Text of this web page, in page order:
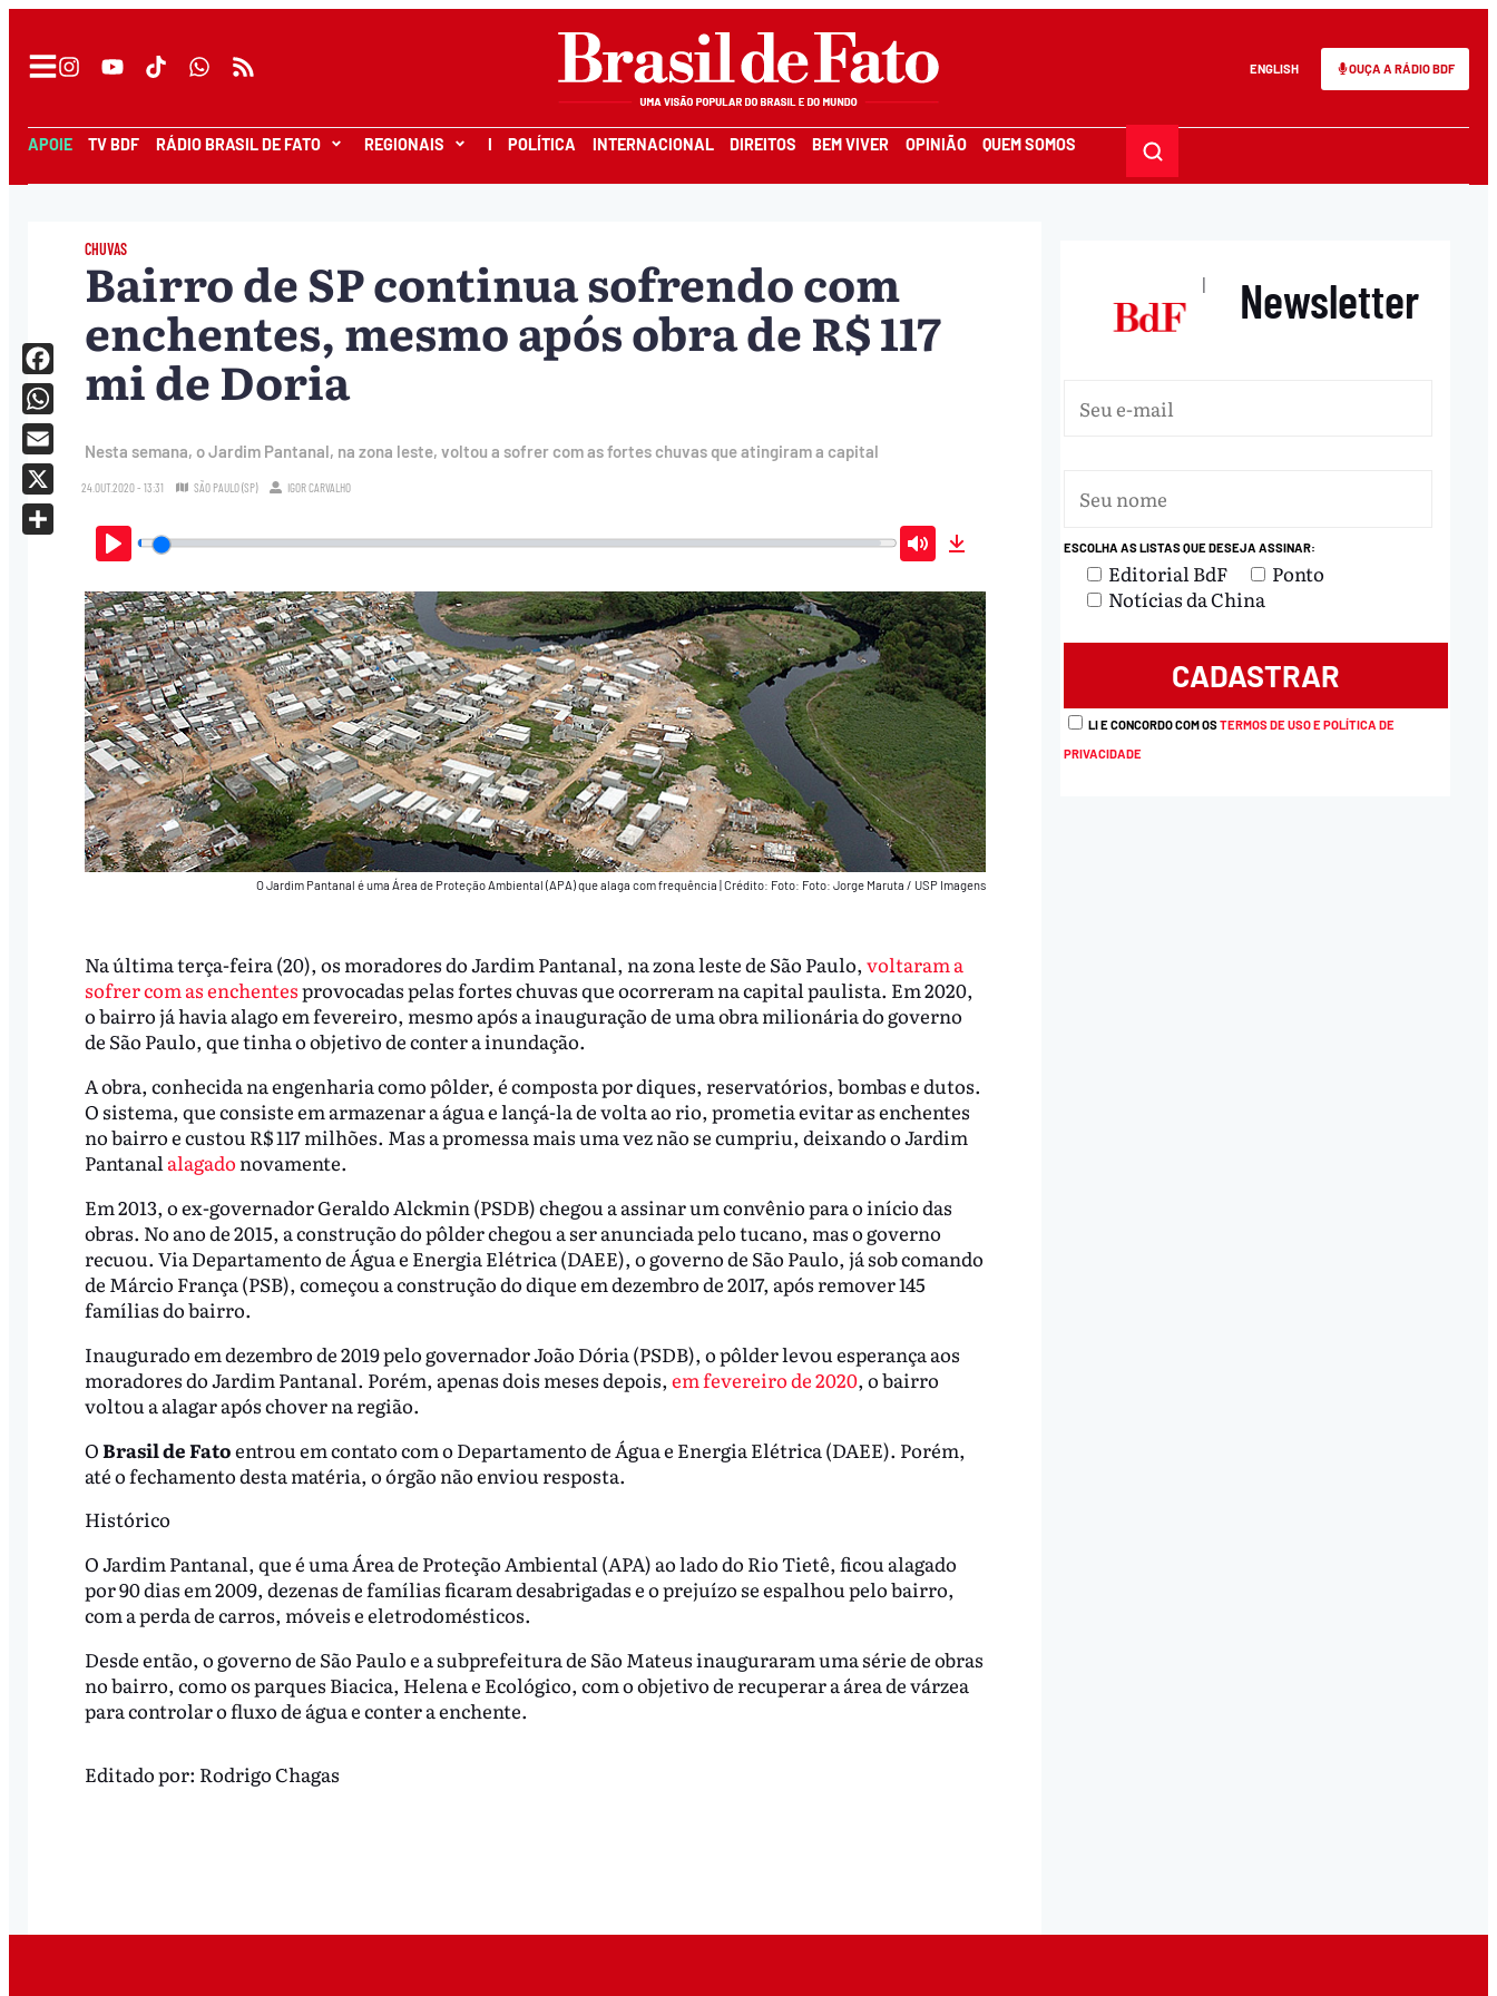
ENGLISH OUÇA A RÁDIO BDF
APOIE TV BDF RÁDIO BRASIL DE FATO REGIONAIS I POLÍTICA INTERNACIONAL DIREITOS BEM VIVER OPINIÃO QUEM SOMOS
CHUVAS
Bairro de SP continua sofrendo com
enchentes, mesmo após obra de R$ 117
mi de Doria
Nesta semana, o Jardim Pantanal, na zona leste, voltou a sofrer com as fortes chuvas que atingiram a capital
24.OUT.2020 - 13:31 SÃO PAULO (SP) IGOR CARVALHO
Play Mute
O Jardim Pantanal é uma Área de Proteção Ambiental (APA) que alaga com frequência Crédito: Foto: Foto: Jorge Maruta / USP Imagens
Na última terça-feira (20), os moradores do Jardim Pantanal, na zona leste de São Paulo, voltaram a
sofrer com as enchentesprovocadas pelas fortes chuvas que ocorreram na capital paulista. Em 2020,
o bairro já havia alago em fevereiro, mesmo após a inauguração de uma obra milionária do governo
de São Paulo, que tinha o objetivo de conter a inundação.
A obra, conhecida na engenharia como pôlder, é composta por diques, reservatórios, bombas e dutos.
O sistema, que consiste em armazenar a água e lançá-la de volta ao rio, prometia evitar as enchentes
no bairro e custou R$ 117 milhões. Mas a promessa mais uma vez não se cumpriu, deixando o Jardim
Pantanal alagado novamente.
Em 2013, o ex-governador Geraldo Alckmin (PSDB) chegou a assinar um convênio para o início das
obras. No ano de 2015, a construção do pôlder chegou a ser anunciada pelo tucano, mas o governo
recuou. Via Departamento de Água e Energia Elétrica (DAEE), o governo de São Paulo, já sob comando
de Márcio França (PSB), começou a construção do dique em dezembro de 2017, após remover 145
famílias do bairro.
Inaugurado em dezembro de 2019 pelo governador João Dória (PSDB), o pôlder levou esperança aos
moradores do Jardim Pantanal. Porém, apenas dois meses depois, em fevereiro de 2020, o bairro
voltou a alagar após chover na região.
OBrasil de Fatoentrou em contato com o Departamento de Água e Energia Elétrica (DAEE). Porém,
até o fechamento desta matéria, o órgão não enviou resposta.
Histórico
O Jardim Pantanal, que é uma Área de Proteção Ambiental (APA) ao lado do Rio Tietê, ficou alagado
por 90 dias em 2009, dezenas de famílias ficaram desabrigadas e o prejuízo se espalhou pelo bairro,
com a perda de carros, móveis e eletrodomésticos.
Desde então, o governo de São Paulo e a subprefeitura de São Mateus inauguraram uma série de obras
no bairro, como os parques Biacica, Helena e Ecológico, com o objetivo de recuperar a área de várzea
para controlar o fluxo de água e conter a enchente.
Facebook
WhatsApp
Email
X
Editado por: Rodrigo Chagas
| Newsletter
ESCOLHA AS LISTAS QUE DESEJA ASSINAR:
Editorial BdF
Ponto
Notícias da China
LI E CONCORDO COM OSTERMOS DE USO E POLÍTICA DE
PRIVACIDADE